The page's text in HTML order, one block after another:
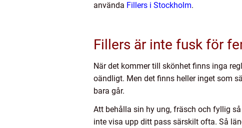
använda Fillers i Stockholm.
Fillers är inte fusk för
När det kommer till skönhet finns inga
oändligt. Men det finns heller inget som
bara går.
Att behålla sin hy ung, fräsch och fyllig
inte visa upp ditt pass särskilt ofta. Så